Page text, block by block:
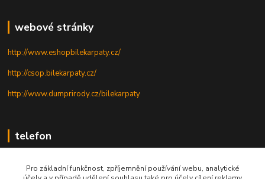
webové stránky
http://www.eshopbilekarpaty.cz/
http://csop.bilekarpaty.cz/
http://www.dumprirody.cz/bilekarpaty
telefon
Pro základní funkčnost, zpříjemnění používání webu, analytické